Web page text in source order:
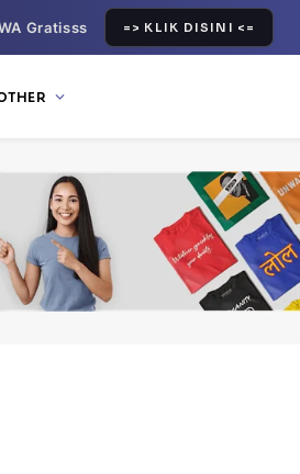
Gratisss => KLIK DISINI <=